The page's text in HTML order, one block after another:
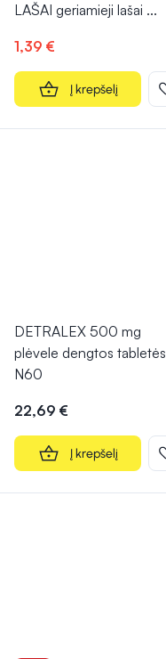
LAŠAI geriamieji lašai ...
1,39 €
Į krepšelį
DETRALEX 500 mg
plėvele dengtos tabletės
N60
22,69 €
Į krepšelį